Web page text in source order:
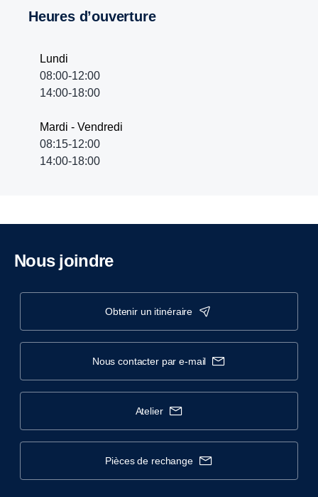
Heures d’ouverture
Lundi
08:00-12:00
14:00-18:00
Mardi - Vendredi
08:15-12:00
14:00-18:00
Nous joindre
obtenir un itinéraire
nous contacter par e-mail
atelier
pièces de rechange